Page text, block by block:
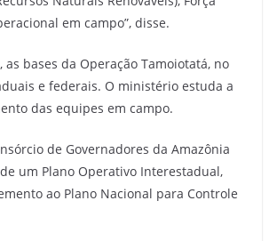
em campo”, disse.
bases da Operação Tamoiotatá, no
e federais. O ministério estuda a
das equipes em campo.
de Governadores da Amazônia
um Plano Operativo Interestadual,
ao Plano Nacional para Controle